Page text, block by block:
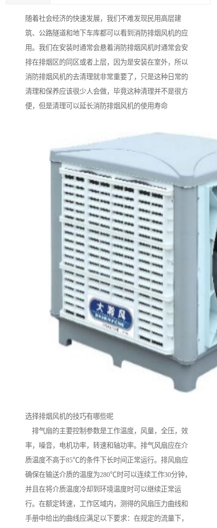
随着社会经济的快速发展，我们不难发现民用高层建
筑、公路隧道和地下车库都可以看到消防排烟风机的应
用。我们在安装时通常会悬着消防排烟风机时通常会安
排在排烟区的同区或者上层，因为是安装在室外，所以
消防排烟风机的去清理就非常重要了，只是这种日常的
清理和保养应该很少人会做，毕竟这种清理并不是很方
便，但是清理可以延长消防排烟风机的使用寿命
选择排烟风机的技巧有哪些呢
排气扇的主要控制参数是工作温度，风量，全压，效
率，噪音，电机功率，转速和轴功率。排气风扇应在介
质温度不高于85℃的条件下长时间正常运行。排风扇应
确保在输送介质的温度为280℃时可以连续工作30分钟，
并且在将介质温度冷却到环境温度时可以继续正常运
行。在额定转速，工作区域内，测得的风扇压力曲线和
手册中给出的曲线应满足以下要求：在规定的流量下，